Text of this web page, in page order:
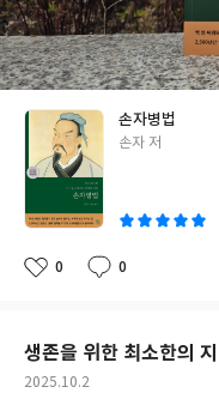
국 보이는 실력과 보이지
형세가 있다. 숫자만이 전
취들이 모여 만들어내는
하고 있었다. “지피지기 백전불태(知彼知己 百戰不殆)” 익숙한 고
사성어가 이번엔 다르게
순한 정보 수집이 아니라
하는 일이다. 회의 중 감
고, 시장 환경을 탓하기보
은 특히 인상 깊었다. 97
깊이가 남다르다. 읽는 내
실이 놀라웠다. 손자의 말
손자병법
글
손자 저
좋
0
댓
0
작
생존을 위한 최소한의 지
작
2025.10.2